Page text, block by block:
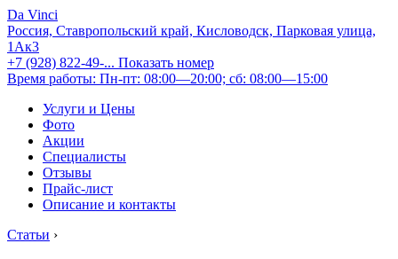
Da Vinci
Россия, Ставропольский край, Кисловодск, Парковая улица,
1Ак3
+7 (928) 822-49-... Показать номер
Время работы: Пн-пт: 08:00—20:00; сб: 08:00—15:00
Услуги и Цены
Фото
Акции
Специалисты
Отзывы
Прайс-лист
Описание и контакты
Статьи ›